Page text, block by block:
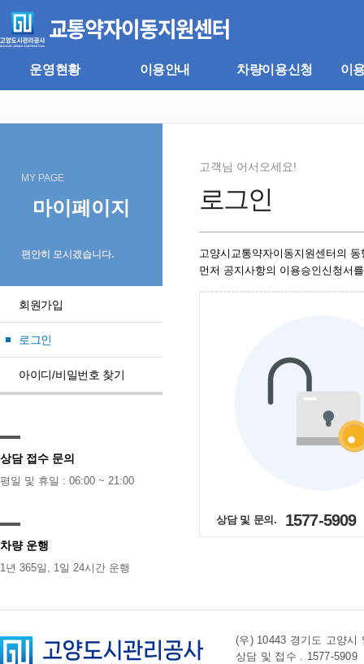
뉴
바
기
바
로
운영현황 이용안내 차량이용신청 이
마이페이지
MY PAGE
편안히 모시겠습니다.
회원가입
로그인
아이디/비밀번호 찾기
상담 접수 문의
평일 및 휴일 : 06:00 ~ 21:00
차량 운행
1년 365일, 1일 24시간 운행
로그인
고객님 어서오세요!
고양시교통약자이동지원센터의
먼저 공지사항의 이용승인신청서
상담 및 문의. 1577-5909
(우) 10443 경기도 고양시
상담 및 접수 . 1577-